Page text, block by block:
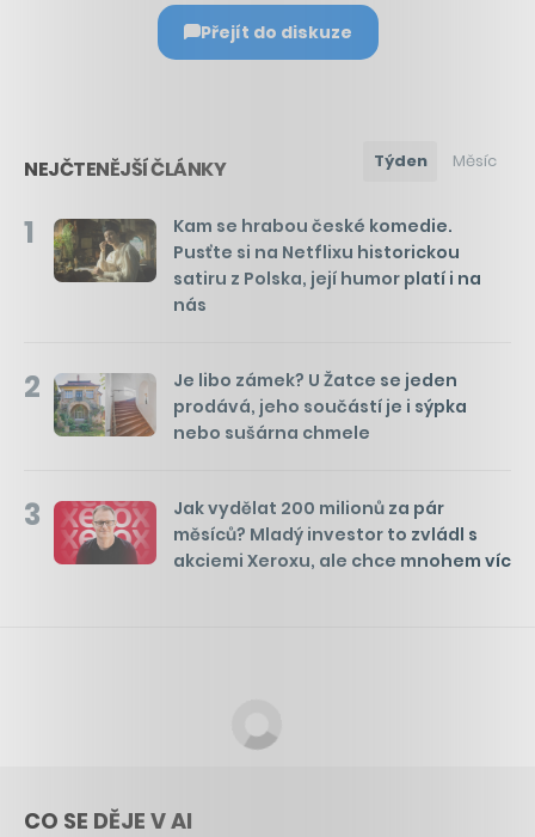
Přejít do diskuze
NEJČTENĚJŠÍ ČLÁNKY Týden Měsíc
1
Kam se hrabou české komedie.
Pusťte si na Netflixu historickou
satiru z Polska, její humor platí i na
nás
2
Je libo zámek? U Žatce se jeden
prodává, jeho součástí je i sýpka
nebo sušárna chmele
3
Jak vydělat 200 milionů za pár
měsíců? Mladý investor to zvládl s
akciemi Xeroxu, ale chce mnohem víc
CO SE DĚJE V AI